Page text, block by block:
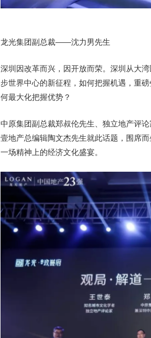
龙光集团副总裁——沈力男先生
深圳因改革而兴，因开放而荣。深圳从大
步世界中心的新征程，如何把握机遇，重
何最大化把握优势？
中原集团副总裁郑叔伦先生、独立地产评
壹地产总编辑陶文杰先生就此话题，围席
一场精神上的经济文化盛宴。